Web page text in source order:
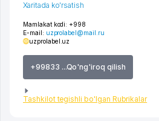
Mamlakat kodi: +998
E-mail: uzprolabel@mail.ru
uzprolabel.uz
+99833 ...Qo'ng'iroq qilish
Tashkilot tegishli bo'lgan Rubrikalar
Xaritada ko'rsatish